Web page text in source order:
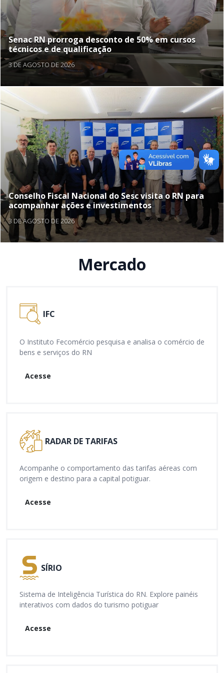
Senac RN prorroga desconto de 50% em cursos
técnicos e de qualificação
3 DE AGOSTO DE 2026
Conselho Fiscal Nacional do Sesc visita o RN para
acompanhar ações e investimentos
3 DE AGOSTO DE 2026
Mercado
IFC
O Instituto Fecomércio pesquisa e analisa o comércio de
bens e serviços do RN
Acesse
RADAR DE TARIFAS
Acompanhe o comportamento das tarifas aéreas com
origem e destino para a capital potiguar.
Acesse
SÍRIO
Sistema de Inteligência Turística do RN. Explore painéis
interativos com dados do turismo potiguar
Acesse